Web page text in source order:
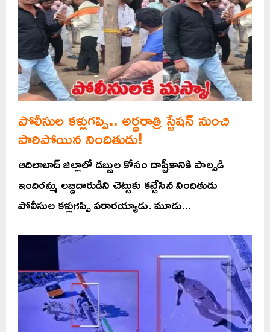
పోలీసుల కళ్లుగప్పి.. అర్థరాత్రి స్టేషన్ నుంచి
పారిపోయిన నిందితుడు!
ఆదిలాబాద్ జిల్లాలో డబ్బుల కోసం దాష్టీకానికి పాల్పడి
ఇందిరమ్మ లబ్దిదారుడిని చెట్టుకు కట్టేసిన నిందితుడు
పోలీసుల కళ్లుగప్పి పరారయ్యాడు. మూడు...